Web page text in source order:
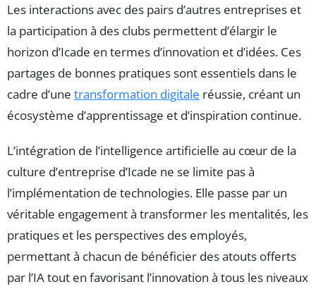
Les interactions avec des pairs d’autres entreprises et
la participation à des clubs permettent d’élargir le
horizon d’Icade en termes d’innovation et d’idées. Ces
partages de bonnes pratiques sont essentiels dans le
cadre d’une transformation digitale réussie, créant un
écosystème d’apprentissage et d’inspiration continue.
L’intégration de l’intelligence artificielle au cœur de la
culture d’entreprise d’Icade ne se limite pas à
l’implémentation de technologies. Elle passe par un
véritable engagement à transformer les mentalités, les
pratiques et les perspectives des employés,
permettant à chacun de bénéficier des atouts offerts
par l’IA tout en favorisant l’innovation à tous les niveaux